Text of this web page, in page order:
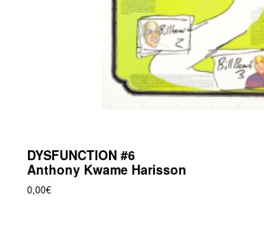
DYSFUNCTION #6
Anthony Kwame Harisson
0,00€